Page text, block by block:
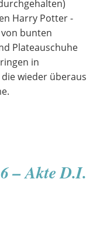
Harry Potter -
bunten
Plateauschuhe
in
wieder überaus
– Akte D.I.